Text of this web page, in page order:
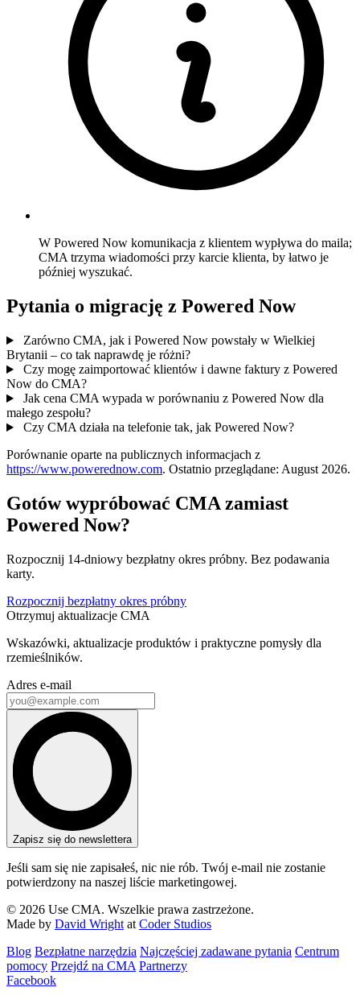
W Powered Now komunikacja z klientem wypływa do maila;
CMA trzyma wiadomości przy karcie klienta, by łatwo je
później wyszukać.
Pytania o migrację z Powered Now
Zarówno CMA, jak i Powered Now powstały w Wielkiej
Brytanii – co tak naprawdę je różni?
Czy mogę zaimportować klientów i dawne faktury z Powered
Now do CMA?
Jak cena CMA wypada w porównaniu z Powered Now dla
małego zespołu?
Czy CMA działa na telefonie tak, jak Powered Now?
Porównanie oparte na publicznych informacjach z
https://www.powerednow.com. Ostatnio przeglądane: August 2026.
Gotów wypróbować CMA zamiast
Powered Now?
Rozpocznij 14-dniowy bezpłatny okres próbny. Bez podawania
karty.
Rozpocznij bezpłatny okres próbny
Otrzymuj aktualizacje CMA
Wskazówki, aktualizacje produktów i praktyczne pomysły dla
rzemieślników.
Adres e-mail
Zapisz się do newslettera
Jeśli sam się nie zapisałeś, nic nie rób. Twój e-mail nie zostanie
potwierdzony na naszej liście marketingowej.
© 2026 Use CMA. Wszelkie prawa zastrzeżone.
Made by David Wright at Coder Studios
Blog‎ Bezpłatne narzędzia Najczęściej zadawane pytania Centrum
pomocy Przejdź na CMA Partnerzy
Facebook